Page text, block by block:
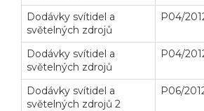
Dodávky svítidel a
světelných zdrojů
P04/
Dodávky svítidel a
světelných zdrojů
P04/
Dodávky svítidel a
světelných zdrojů 2
P06/